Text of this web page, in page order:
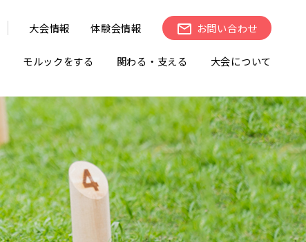
大会情報 体験会情報 お問い合わせ
モルックをする 関わる・支える 大会について